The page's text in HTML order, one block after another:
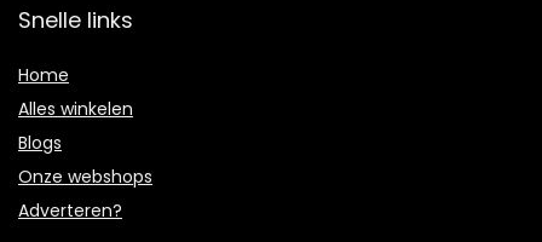
Snelle links
Home
Alles winkelen
Blogs
Onze webshops
Adverteren?